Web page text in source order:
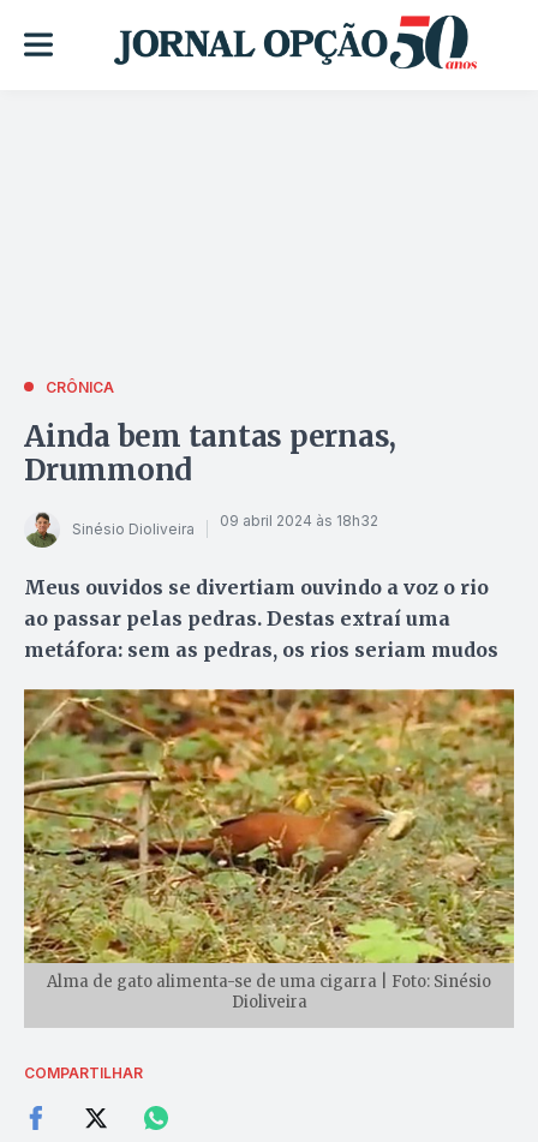
CRÔNICA
Ainda bem tantas pernas,
Drummond
Sinésio Dioliveira 09 abril 2024 às 18h32
Meus ouvidos se divertiam ouvindo a voz o rio
ao passar pelas pedras. Destas extraí uma
metáfora: sem as pedras, os rios seriam mudos
Alma de gato alimenta-se de uma cigarra | Foto: Sinésio
Dioliveira
COMPARTILHAR